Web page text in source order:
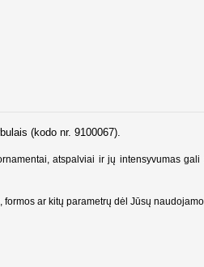
(kodo nr. 9100067).
atspalviai ir jų intensyvumas
ar kitų parametrų dėl Jūsų